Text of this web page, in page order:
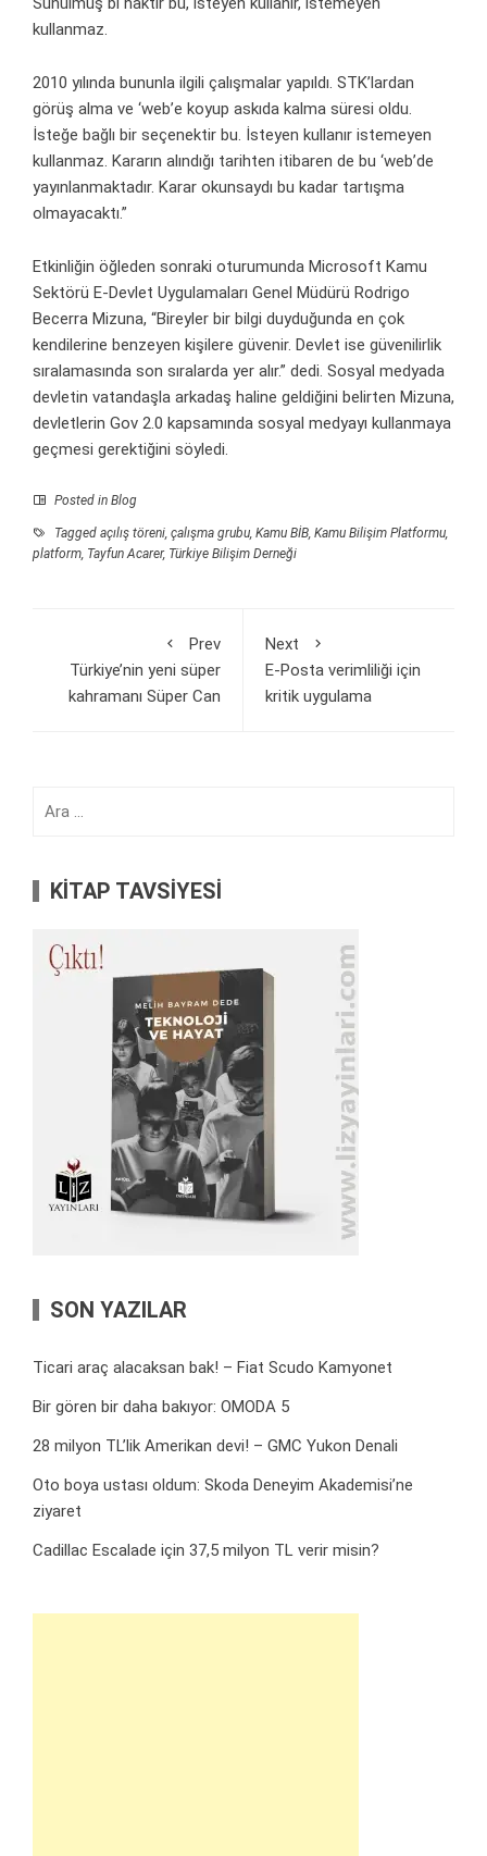
kullanmaz.
2010 yılında bununla ilgili çalışmalar yapıldı. STK’lardan
görüş alma ve ‘web’e koyup askıda kalma süresi oldu.
İsteğe bağlı bir seçenektir bu. İsteyen kullanır istemeyen
kullanmaz. Kararın alındığı tarihten itibaren de bu ‘web’de
yayınlanmaktadır. Karar okunsaydı bu kadar tartışma
olmayacaktı.”
Etkinliğin öğleden sonraki oturumunda Microsoft Kamu
Sektörü E-Devlet Uygulamaları Genel Müdürü Rodrigo
Becerra Mizuna, “Bireyler bir bilgi duyduğunda en çok
kendilerine benzeyen kişilere güvenir. Devlet ise güvenilirlik
sıralamasında son sıralarda yer alır.” dedi. Sosyal medyada
devletin vatandaşla arkadaş haline geldiğini belirten Mizuna,
devletlerin Gov 2.0 kapsamında sosyal medyayı kullanmaya
geçmesi gerektiğini söyledi.
Posted in Blog
Tagged açılış töreni çalışma grubu Kamu BİB Kamu Bilişim Platformu
platform Tayfun Acarer, Türkiye Bilişim Derneği
Prev
Türkiye’nin yeni süper
kahramanı Süper Can
Next
E-Posta verimliliği için
kritik uygulama
KİTAP TAVSİYESİ
SON YAZILAR
Ticari araç alacaksan bak! – Fiat Scudo Kamyonet
Bir gören bir daha bakıyor: OMODA 5
28 milyon TL’lik Amerikan devi! – GMC Yukon Denali
Oto boya ustası oldum: Skoda Deneyim Akademisi’ne
ziyaret
Cadillac Escalade için 37,5 milyon TL verir misin?